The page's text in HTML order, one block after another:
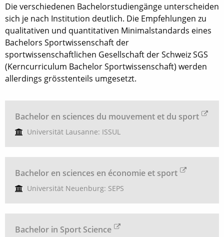
Die verschiedenen Bachelorstudiengänge unterscheiden
sich je nach Institution deutlich. Die Empfehlungen zu
qualitativen und quantitativen Minimalstandards eines
Bachelors Sportwissenschaft der
sportwissenschaftlichen Gesellschaft der Schweiz SGS
(Kerncurriculum Bachelor Sportwissenschaft) werden
allerdings grösstenteils umgesetzt.
Bachelor en sciences du mouvement et du sport
Universität Lausanne: ISSUL
Bachelor en sciences en économie et sport
Universität Neuenburg: SEPS
Bachelor in Sport Science